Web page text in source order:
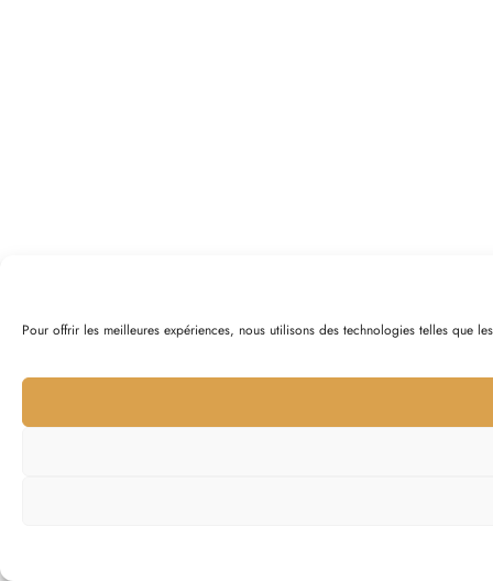
Pour offrir les meilleures expériences, nous utilisons des technologies telles que